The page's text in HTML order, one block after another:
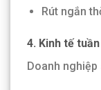
Rút ngắn
4. Kinh tế
Doanh